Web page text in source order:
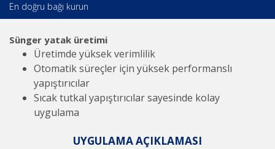
En doğru bağı kurun
Sünger yatak üretimi
Üretimde yüksek verimlilik
Otomatik süreçler için yüksek performanslı
yapıştırıcılar
Sıcak tutkal yapıştırıcılar sayesinde kolay
uygulama
UYGULAMA AÇIKLAMASI